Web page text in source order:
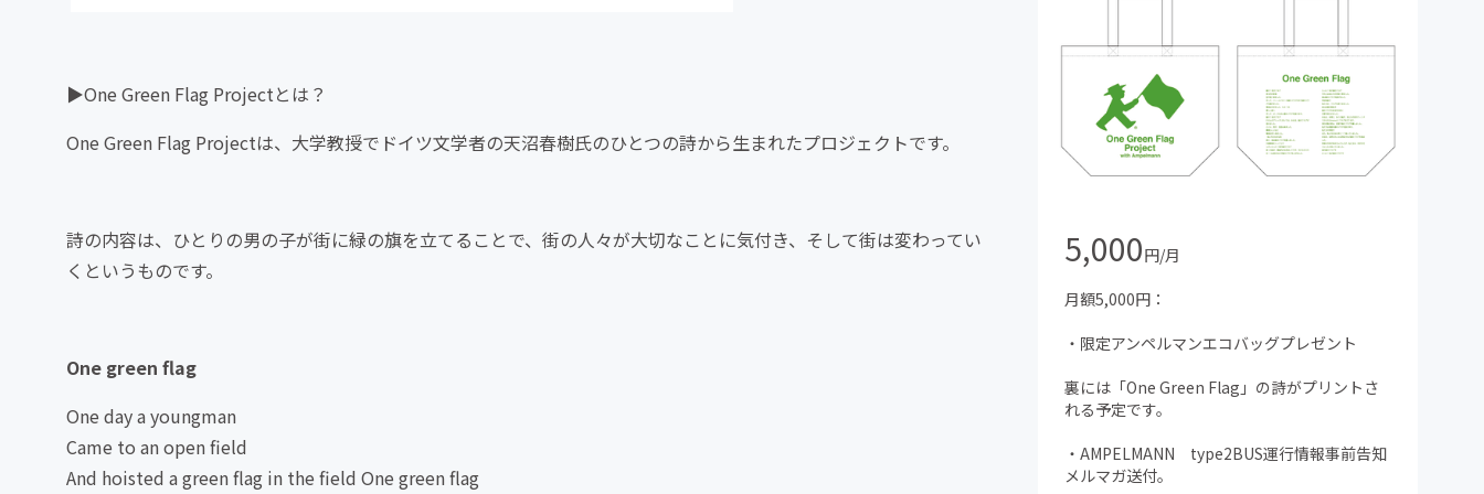
▶One Green Flag Projectとは？
One Green Flag Projectは、大学教授でドイツ文学者の天沼春樹氏のひとつの詩から生まれたプロジェクトです。
詩の内容は、ひとりの男の子が街に緑の旗を立てることで、街の人々が大切なことに気付き、そして街は変わってい
くというものです。
One green flag
One day a youngman
Came to an open field
And hoisted a green flag in the field One green flag
5,000円/月
月額5,000円：
・限定アンペルマンエコバッグプレゼント
裏には「One Green Flag」の詩がプリントさ
れる予定です。
・AMPELMANN type2BUS運行情報事前告知
メルマガ送付。